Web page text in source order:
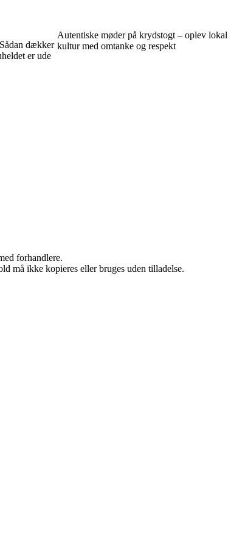
dækker
er ude
Autentiske møder på krydstogt – oplev lokal
kultur med omtanke og respekt
forhandlere.
må ikke kopieres eller bruges uden tilladelse.